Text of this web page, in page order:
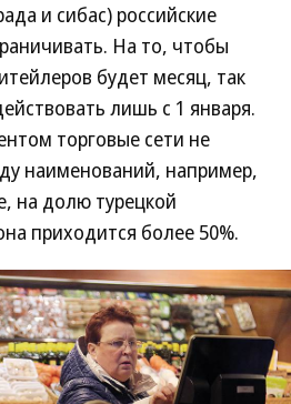
и сибас) российские
На то, чтобы
будет месяц, так
лишь с 1 января.
торговые сети не
наименований, например,
на долю турецкой
приходится более 50%.